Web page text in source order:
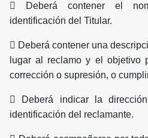
 Deberá contener el
identificación del Titular.
 Deberá contener una
lugar al reclamo y el objetivo
corrección o supresión, o
 Deberá indicar la
identificación del reclamante.